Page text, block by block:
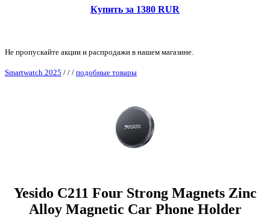
Купить за 1380 RUR
Не пропускайте акции и распродажи в нашем магазине.
Smartwatch 2025 / / / подобные товары
Yesido C211 Four Strong Magnets Zinc
Alloy Magnetic Car Phone Holder